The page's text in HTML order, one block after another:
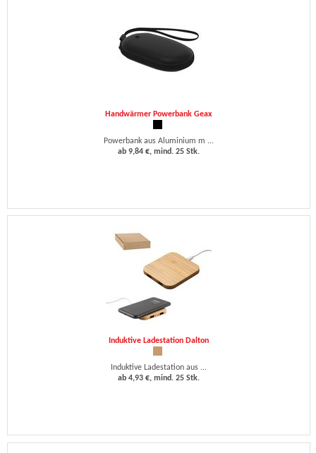
Handwärmer Powerbank Geax
Powerbank aus Aluminium m ...
ab 9,84 €, mind. 25 Stk.
Induktive Ladestation Dalton
Induktive Ladestation aus ...
ab 4,93 €, mind. 25 Stk.